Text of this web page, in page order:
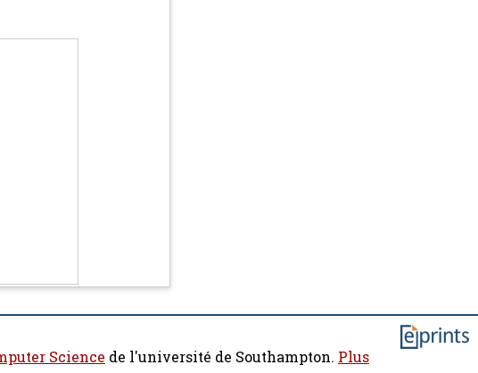
Science de l'université de Southampton. Plus